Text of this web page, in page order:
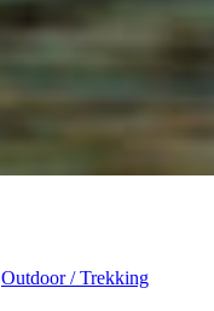
Outdoor / Trekking